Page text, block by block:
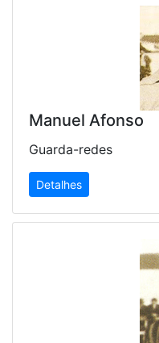
Manuel Afonso
Guarda-redes
Detalhes